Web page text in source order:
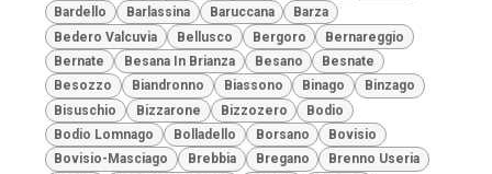
Bardello
Barlassina Baruccana
Barza
Bedero Valcuvia
Bellusco Bergoro
Bernareggio
Bernate
Besana In Brianza Besano
Besnate
Besozzo
Biandronno Biassono Binago
Binzago
Bisuschio
Bizzarone Bizzozero
Bodio
Bodio Lomnago
Bolladello Borsano
Bovisio
Bovisio-Masciago
Brebbia Bregano
Brenno Useria